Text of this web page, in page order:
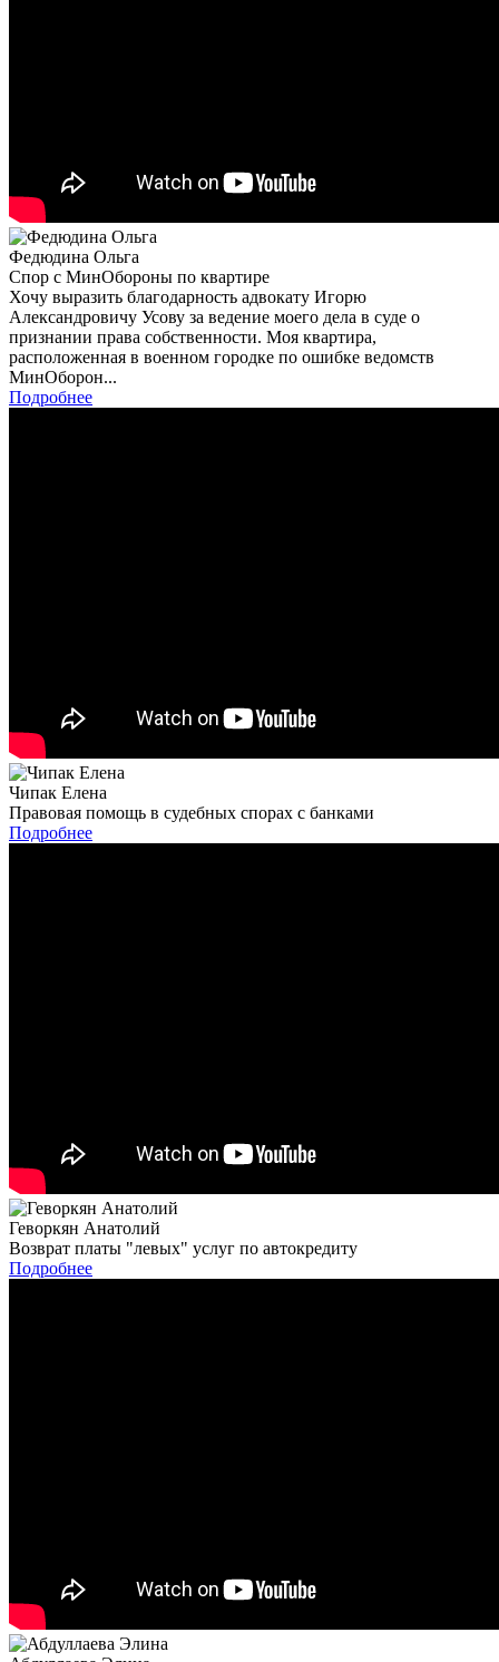
Федюдина Ольга
Спор с МинОбороны по квартире
Хочу выразить благодарность адвокату Игорю
Александровичу Усову за ведение моего дела в суде о
признании права собственности. Моя квартира,
расположенная в военном городке по ошибке ведомств
МинОборон...
Подробнее
Чипак Елена
Правовая помощь в судебных спорах с банками
Подробнее
Геворкян Анатолий
Возврат платы "левых" услуг по автокредиту
Подробнее